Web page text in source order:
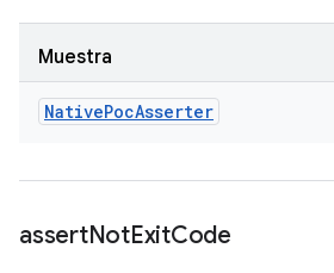
Muestra
NativePocAsserter
assertNotExitCode